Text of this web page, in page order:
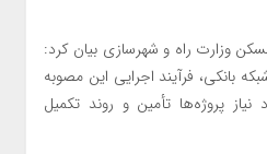
وزارت راه و شهرسازی بیان کرد:
بانکی، فرآیند اجرایی این مصوبه
نیاز پروژه‌ها تأمین و روند تکمیل